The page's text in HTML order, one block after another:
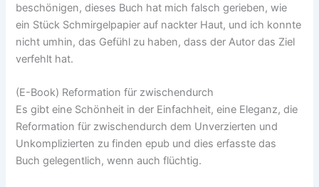
beschönigen, dieses Buch hat mich falsch gerieben, wie
ein Stück Schmirgelpapier auf nackter Haut, und ich konnte
nicht umhin, das Gefühl zu haben, dass der Autor das Ziel
verfehlt hat.
(E-Book) Reformation für zwischendurch
Es gibt eine Schönheit in der Einfachheit, eine Eleganz, die
Reformation für zwischendurch dem Unverzierten und
Unkomplizierten zu finden epub und dies erfasste das
Buch gelegentlich, wenn auch flüchtig.